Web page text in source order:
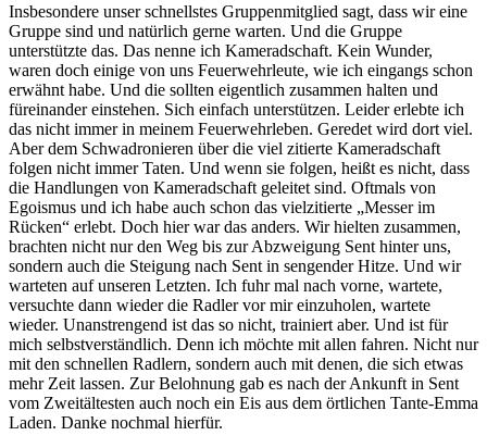
Insbesondere unser schnellstes Gruppenmitglied sagt, dass wir eine
Gruppe sind und natürlich gerne warten. Und die Gruppe
unterstützte das. Das nenne ich Kameradschaft. Kein Wunder,
waren doch einige von uns Feuerwehrleute, wie ich eingangs schon
erwähnt habe. Und die sollten eigentlich zusammen halten und
füreinander einstehen. Sich einfach unterstützen. Leider erlebte ich
das nicht immer in meinem Feuerwehrleben. Geredet wird dort viel.
Aber dem Schwadronieren über die viel zitierte Kameradschaft
folgen nicht immer Taten. Und wenn sie folgen, heißt es nicht, dass
die Handlungen von Kameradschaft geleitet sind. Oftmals von
Egoismus und ich habe auch schon das vielzitierte „Messer im
Rücken“ erlebt. Doch hier war das anders. Wir hielten zusammen,
brachten nicht nur den Weg bis zur Abzweigung Sent hinter uns,
sondern auch die Steigung nach Sent in sengender Hitze. Und wir
warteten auf unseren Letzten. Ich fuhr mal nach vorne, wartete,
versuchte dann wieder die Radler vor mir einzuholen, wartete
wieder. Unanstrengend ist das so nicht, trainiert aber. Und ist für
mich selbstverständlich. Denn ich möchte mit allen fahren. Nicht nur
mit den schnellen Radlern, sondern auch mit denen, die sich etwas
mehr Zeit lassen. Zur Belohnung gab es nach der Ankunft in Sent
vom Zweitältesten auch noch ein Eis aus dem örtlichen Tante-Emma
Laden. Danke nochmal hierfür.